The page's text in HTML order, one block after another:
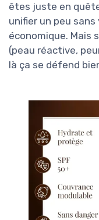
êtes juste en
unifier un peu
économique. Mais
(peau réactive,
là ça se défend